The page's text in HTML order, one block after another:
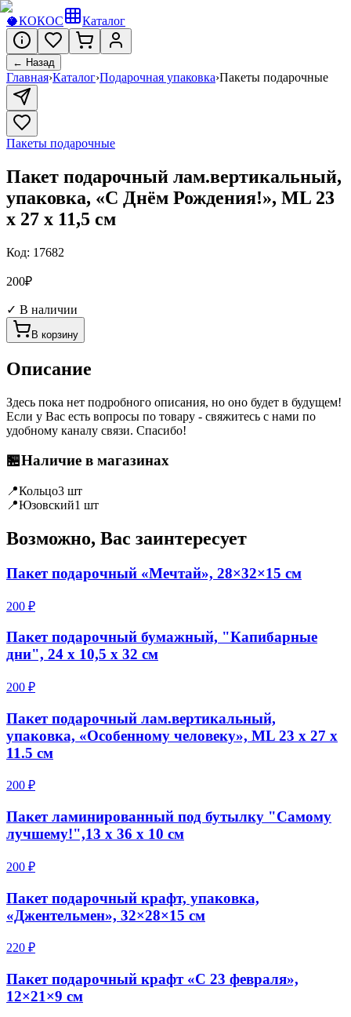
🥥КОКОС Каталог
← Назад
Главная›Каталог›Подарочная упаковка›Пакеты подарочные
Пакеты подарочные
Пакет подарочный лам.вертикальный,
упаковка, «С Днём Рождения!», ML 23
х 27 х 11,5 см
Код: 17682
200₽
✓ В наличии
В корзину
Описание
Здесь пока нет подробного описания, но оно будет в будущем!
Если у Вас есть вопросы по товару - свяжитесь с нами по
удобному каналу связи. Спасибо!
🏪Наличие в магазинах
📍Кольцо3 шт
📍Юзовский1 шт
Возможно, Вас заинтересует
Пакет подарочный «Мечтай», 28×32×15 см
200 ₽
Пакет подарочный бумажный, "Капибарные
дни", 24 х 10,5 х 32 см
200 ₽
Пакет подарочный лам.вертикальный,
упаковка, «Особенному человеку», ML 23 х 27 х
11.5 см
200 ₽
Пакет ламинированный под бутылку "Самому
лучшему!",13 х 36 х 10 см
200 ₽
Пакет подарочный крафт, упаковка,
«Джентельмен», 32×28×15 см
220 ₽
Пакет подарочный крафт «С 23 февраля»,
12×21×9 см